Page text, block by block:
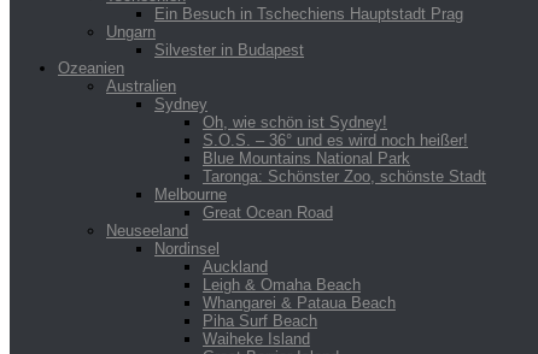
Ein Besuch in Tschechiens Hauptstadt Prag
Ungarn
Silvester in Budapest
Ozeanien
Australien
Sydney
Oh, wie schön ist Sydney!
S.O.S. – 36° und es wird noch heißer!
Blue Mountains National Park
Taronga: Schönster Zoo, schönste Stadt
Melbourne
Great Ocean Road
Neuseeland
Nordinsel
Auckland
Leigh & Omaha Beach
Whangarei & Pataua Beach
Piha Surf Beach
Waiheke Island